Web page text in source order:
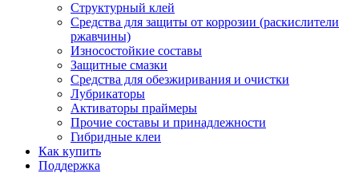
Структурный клей
Средства для защиты от коррозии (раскислители
ржавчины)
Износостойкие составы
Защитные смазки
Средства для обезжиривания и очистки
Лубрикаторы
Активаторы праймеры
Прочие составы и принадлежности
Гибридные клеи
Как купить
Поддержка